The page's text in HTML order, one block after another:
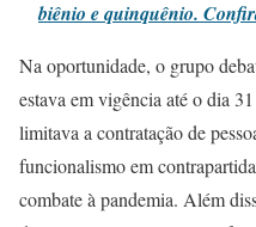
biênio e quinquênio.
Na oportunidade, o grupo
estava em vigência até o dia
limitava a contratação de
funcionalismo em
combate à pandemia. Além